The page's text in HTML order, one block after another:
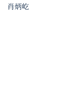
肖炳屹